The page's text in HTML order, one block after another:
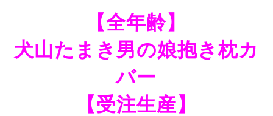
【全年齢】
犬山たまき男の娘抱き枕カ
バー
【受注生産】